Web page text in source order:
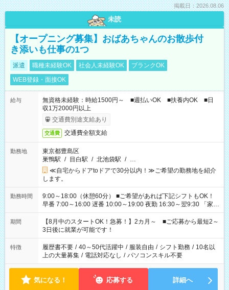
掲載日：2026.08.06
未読
【オープニング募集】おばあちゃんのお散歩付
き添いも仕事の1つ
派遣 職種未経験OK 社会人未経験OK
ブランクOK
WEB登録・面接OK
給与
無資格未経験：時給1500円～ ■週払いOK ■扶養内OK ■日
収1万2000円以上
交通費別途支給あり
交通費 交通費全額支給
勤務地
東京都豊島区
巣鴨駅 / 目白駅 / 北池袋駅 / …
≪自宅からドアtoドアで30分以内！≫ご希望の勤務地を紹介
します。
勤務時間
9:00～18:00（休憩60分） ■ご希望があれば下記シフトもOK！
早番 7:00～16:00 遅番 10:00～19:00 夜勤 16:30～翌9:30 「家族
と休みを合わせたい」 「余裕を持って夕飯の準備がしたい」
「できれば残業はしたくない」 など、ご希望を教えてください
ね。 ※Wワーク希望の方へ 今ご覧のお仕事で希望する勤務時間
と、もう1つのお仕事の勤務時間。 合計で週40時間を超える場
合は応募できません。
期間
【8月中のスタートOK！急募！】2カ月～ ■ご応募から最短2～
3日後に就業が可能です！
特徴 履歴書不要 / 40～50代活躍中 / 服装自由 / シフト勤務 / 10名以
上の大量募集 / 電話対応なし / パソコンスキル不要
気になる！ 応募する 詳細へ